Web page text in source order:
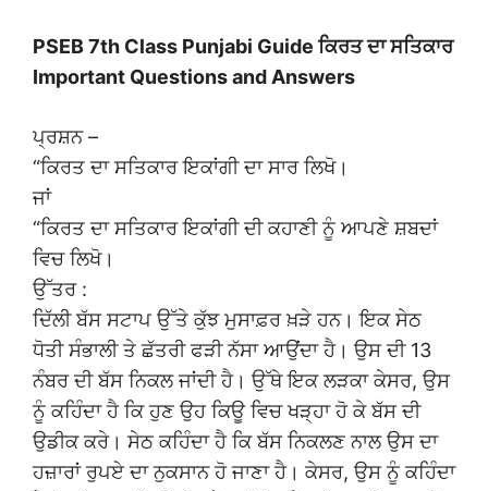
PSEB 7th Class Punjabi Guide ਕਿਰਤ ਦਾ ਸਤਿਕਾਰ
Important Questions and Answers
ਪ੍ਰਸ਼ਨ –
“ਕਿਰਤ ਦਾ ਸਤਿਕਾਰ ਇਕਾਂਗੀ ਦਾ ਸਾਰ ਲਿਖੋ।
ਜਾਂ
“ਕਿਰਤ ਦਾ ਸਤਿਕਾਰ ਇਕਾਂਗੀ ਦੀ ਕਹਾਣੀ ਨੂੰ ਆਪਣੇ ਸ਼ਬਦਾਂ
ਵਿਚ ਲਿਖੋ।
ਉੱਤਰ :
ਦਿੱਲੀ ਬੱਸ ਸਟਾਪ ਉੱਤੇ ਕੁੱਝ ਮੁਸਾਫ਼ਰ ਖ਼ੜੇ ਹਨ। ਇਕ ਸੇਠ
ਧੋਤੀ ਸੰਭਾਲੀ ਤੇ ਛੱਤਰੀ ਫੜੀ ਨੱਸਾ ਆਉਂਦਾ ਹੈ। ਉਸ ਦੀ 13
ਨੰਬਰ ਦੀ ਬੱਸ ਨਿਕਲ ਜਾਂਦੀ ਹੈ। ਉੱਥੇ ਇਕ ਲੜਕਾ ਕੇਸਰ, ਉਸ
ਨੂੰ ਕਹਿੰਦਾ ਹੈ ਕਿ ਹੁਣ ਉਹ ਕਿਊ ਵਿਚ ਖੜ੍ਹਾ ਹੋ ਕੇ ਬੱਸ ਦੀ
ਉਡੀਕ ਕਰੇ। ਸੇਠ ਕਹਿੰਦਾ ਹੈ ਕਿ ਬੱਸ ਨਿਕਲਣ ਨਾਲ ਉਸ ਦਾ
ਹਜ਼ਾਰਾਂ ਰੁਪਏ ਦਾ ਨੁਕਸਾਨ ਹੋ ਜਾਣਾ ਹੈ। ਕੇਸਰ, ਉਸ ਨੂੰ ਕਹਿੰਦਾ